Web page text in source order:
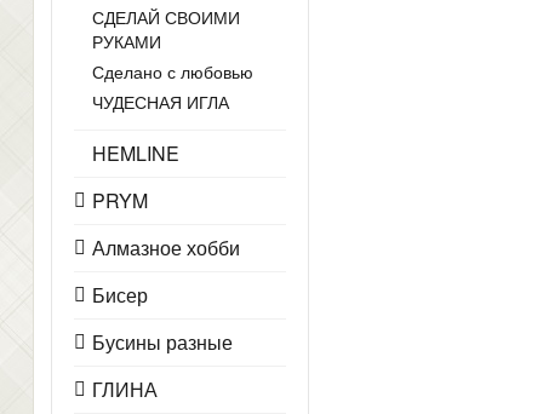
СДЕЛАЙ СВОИМИ
РУКАМИ
Сделано с любовью
ЧУДЕСНАЯ ИГЛА
HEMLINE
PRYM
Алмазное хобби
Бисер
Бусины разные
ГЛИНА